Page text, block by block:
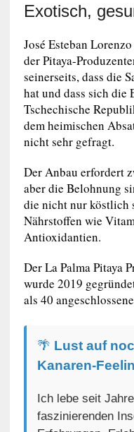
Exotisch,
José Esteban
der Pitaya-
seinerseits, dass die
hat und dass sich die
Tschechische
dem heimischen
nicht sehr gefragt.
Der Anbau erfordert
aber die Belohnung
die nicht nur köstlich
Nährstoffen wie
Antioxidantien.
Der La Palma Pitaya
wurde 2019
als 40
🌴 Lust auf
Kanaren-
Ich lebe seit
faszinierenden